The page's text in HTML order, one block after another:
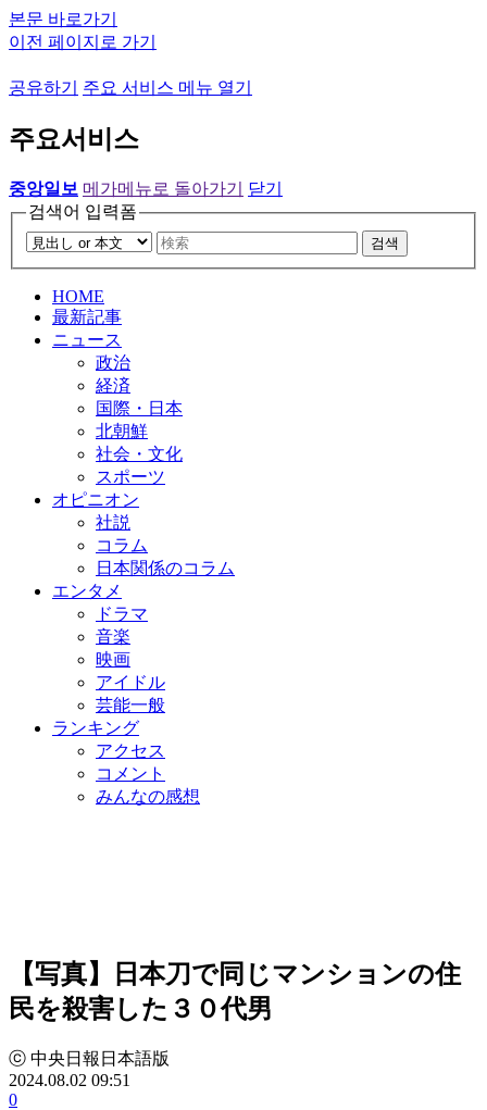
본문 바로가기
이전 페이지로 가기
공유하기 주요 서비스 메뉴 열기
주요서비스
중앙일보 메가메뉴로 돌아가기
닫기
검색어 입력폼
검색
HOME
最新記事
ニュース
政治
経済
国際・日本
北朝鮮
社会・文化
スポーツ
オピニオン
社説
コラム
日本関係のコラム
エンタメ
ドラマ
音楽
映画
アイドル
芸能一般
ランキング
アクセス
コメント
みんなの感想
【写真】日本刀で同じマンションの住
民を殺害した３０代男
ⓒ 中央日報日本語版
2024.08.02 09:51
0